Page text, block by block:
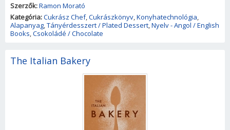
Szerzők:Ramon Morató
Kategória:Cukrász Chef,Cukrászkönyv,Konyhatechnológia,
Alapanyag,Tányérdesszert / Plated Dessert,Nyelv - Angol / English
Books,Csokoládé / Chocolate
The Italian Bakery